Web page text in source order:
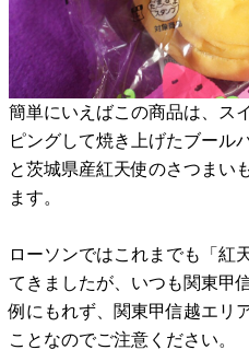
簡単にいえばこの商品は、ス
ピングして焼き上げたブール
と茨城県産紅天使のさつまい
ます。
ローソンではこれまでも「紅
てきましたが、いつも関東甲
例にもれず、関東甲信越エリ
ことなのでご注意ください。